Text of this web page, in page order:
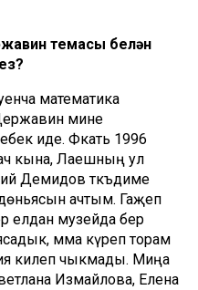
темасы белән
математика
мине
иде. Фәкать 1996
кына, Лаешның ул
Демидов тәкъдиме
ачтым. Гаҗәеп
елдан музейда бер
әмма күреп торам
килеп чыкмады. Миңа
Измайлова, Елена